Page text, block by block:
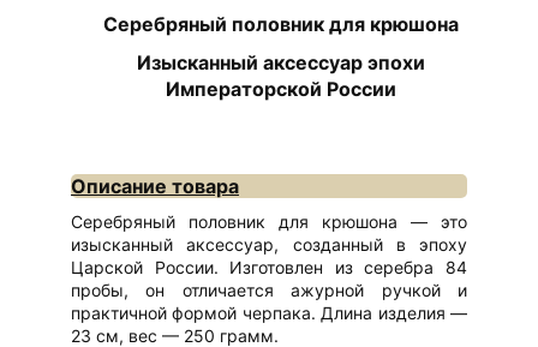
Серебряный половник для крюшона
Изысканный аксессуар эпохи
Императорской России
Описание товара
Серебряный половник для крюшона — это
изысканный аксессуар, созданный в эпоху
Царской России. Изготовлен из серебра 84
пробы, он отличается ажурной ручкой и
практичной формой черпака. Длина изделия —
23 см, вес — 250 грамм.